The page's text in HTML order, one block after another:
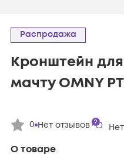
О товаре
Распродажа
Кронштейн
мачту OMNY
0 Нет отзывов